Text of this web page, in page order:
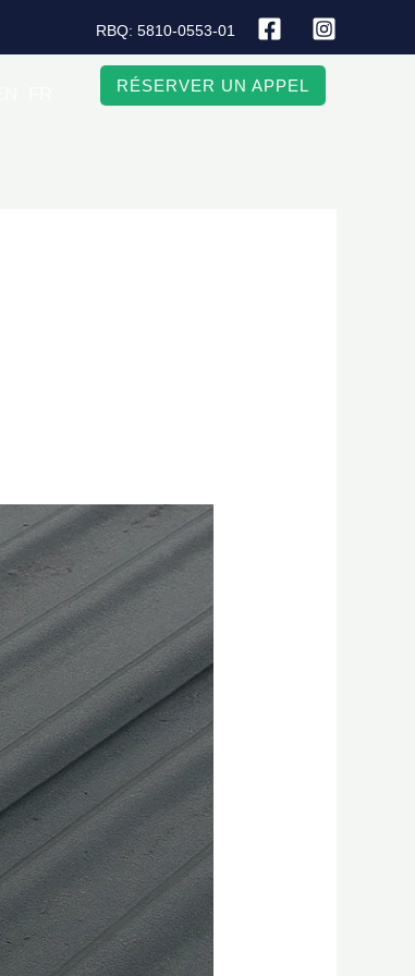
RBQ: 5810-0553-01
RÉSERVER UN APPEL